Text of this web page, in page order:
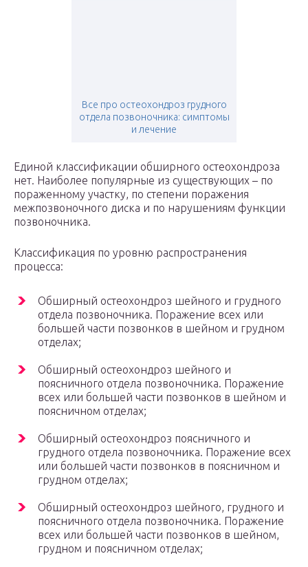
Все про остеохондроз грудного
отдела позвоночника: симптомы
и лечение
Единой классификации обширного остеохондроза
нет. Наиболее популярные из существующих – по
пораженному участку, по степени поражения
межпозвоночного диска и по нарушениям функции
позвоночника.
Классификация по уровню распространения
процесса:
Обширный остеохондроз шейного и грудного
отдела позвоночника. Поражение всех или
большей части позвонков в шейном и грудном
отделах;
Обширный остеохондроз шейного и
поясничного отдела позвоночника. Поражение
всех или большей части позвонков в шейном и
поясничном отделах;
Обширный остеохондроз поясничного и
грудного отдела позвоночника. Поражение всех
или большей части позвонков в поясничном и
грудном отделах;
Обширный остеохондроз шейного, грудного и
поясничного отдела позвоночника. Поражение
всех или большей части позвонков в шейном,
грудном и поясничном отделах;